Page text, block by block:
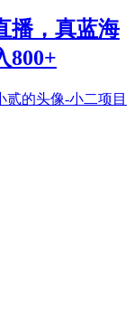
播，真蓝海
800+